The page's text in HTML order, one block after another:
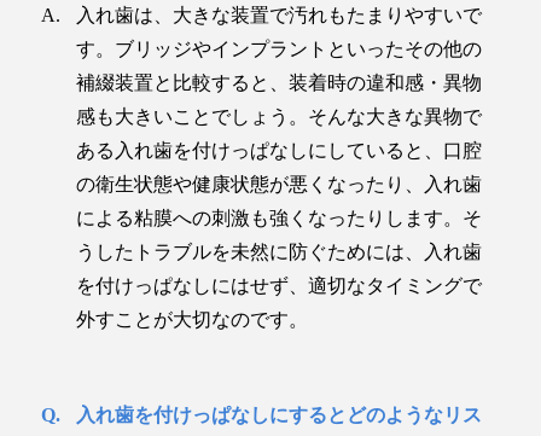
入れ歯は、大きな装置で汚れもたまりやすいで
す。ブリッジやインプラントといったその他の
補綴装置と比較すると、装着時の違和感・異物
感も大きいことでしょう。そんな大きな異物で
ある入れ歯を付けっぱなしにしていると、口腔
の衛生状態や健康状態が悪くなったり、入れ歯
による粘膜への刺激も強くなったりします。そ
うしたトラブルを未然に防ぐためには、入れ歯
を付けっぱなしにはせず、適切なタイミングで
外すことが大切なのです。
入れ歯を付けっぱなしにするとどのようなリス